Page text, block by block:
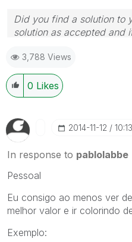
Did you find a solution to
solution as accepted and
3,788 Views
0 Likes
‎2014-11-12
In response to pablolabbe
Pessoal
Eu consigo ao menos ver
melhor valor e ir colorindo
Exemplo: